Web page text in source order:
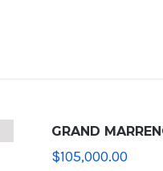
GRAND
$105,000.00